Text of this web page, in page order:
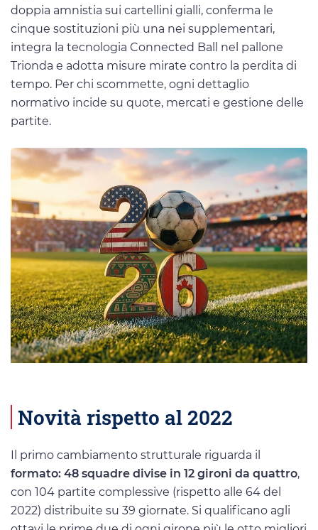
doppia amnistia sui cartellini gialli, conferma le
cinque sostituzioni più una nei supplementari,
integra la tecnologia Connected Ball nel pallone
Trionda e adotta misure mirate contro la perdita di
tempo. Per chi scommette, ogni dettaglio
normativo incide su quote, mercati e gestione delle
partite.
Novità rispetto al 2022
Il primo cambiamento strutturale riguarda il
formato: 48 squadre divise in 12 gironi da quattro,
con 104 partite complessive (rispetto alle 64 del
2022) distribuite su 39 giornate. Si qualificano agli